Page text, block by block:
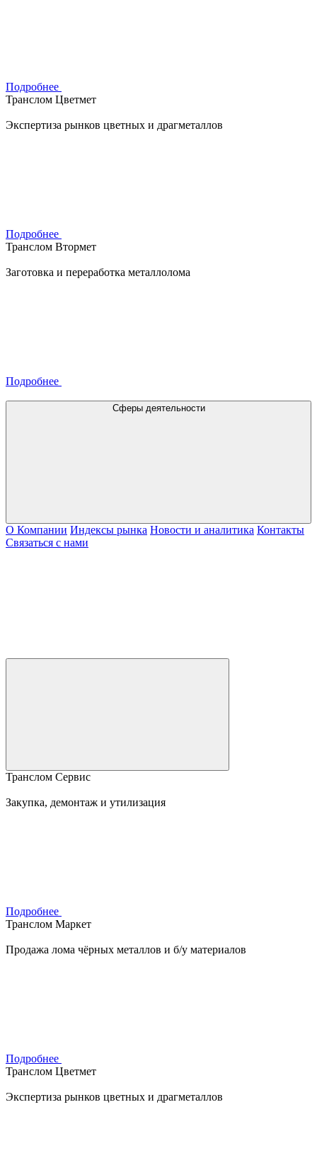
Подробнее
Транслом Цветмет
Экспертиза рынков цветных и драгметаллов
Подробнее
Транслом Втормет
Заготовка и переработка металлолома
Подробнее
Сферы деятельности
О Компании Индексы рынка Новости и аналитика Контакты
Связаться с нами
Транслом Сервис
Закупка, демонтаж и утилизация
Подробнее
Транслом Маркет
Продажа лома чёрных металлов и б/у материалов
Подробнее
Транслом Цветмет
Экспертиза рынков цветных и драгметаллов